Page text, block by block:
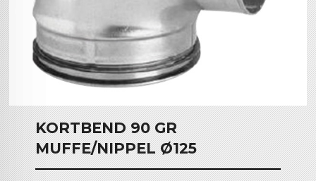
KORTBEND 90 GR
MUFFE/NIPPEL Ø125